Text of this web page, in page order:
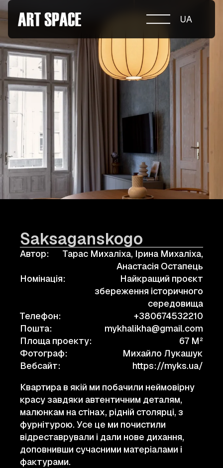
ПРО КОНКУРС
НОМІНАЦІЇ
ПРОЄКТИ 2026
ЖУРІ
ПАРТНЕРИ
НОМІНАНТИ 2025
ПЕРЕМОЖЦІ 2025
КОНТАКТИ
а.harusova@gmail.com
© 2025 Wmaax Studio
UA
Saksaganskogo
Автор:
Тарас Михаліха, Ірина Михаліха,
Анастасія Остапець
Номінація:
Найкращий проєкт
збереження історичного
середовища
Телефон:
+380674532210
Пошта:
mykhalikha@gmail.com
Площа проекту:
67 M²
Фотограф:
Михайло Лукашук
Вебсайт:
https://myks.ua/
Квартира в якій ми побачили неймовірну
красу завдяки автентичним деталям,
малюнкам на стінах, рідній столярці, з
фурнітурою. Усе це ми почистили
відреставрували і дали нове дихання,
доповнивши сучасними матеріалами і
фактурами.